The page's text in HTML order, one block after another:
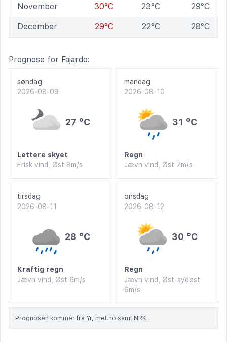
November 30°C 23°C 29°C
December 29°C 22°C 28°C
Prognose for Fajardo:
søndag
2026-08-09
27 °C
Lettere skyet
Frisk vind, Øst 8m/s
mandag
2026-08-10
31 °C
Regn
Jævn vind, Øst 7m/s
tirsdag
2026-08-11
28 °C
Kraftig regn
Jævn vind, Øst 6m/s
onsdag
2026-08-12
30 °C
Regn
Jævn vind, Øst-sydøst
6m/s
Prognosen kommer fra Yr, met.no samt NRK.